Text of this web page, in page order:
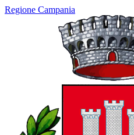
Regione Campania